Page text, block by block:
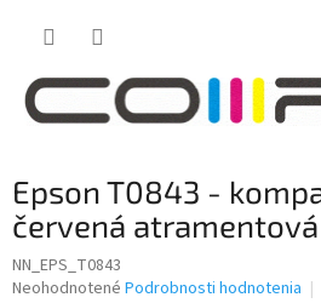
Epson T0843 -
červená
NN_EPS_T0843
Priemerné
Neohodnotené Podrobnosti hodnotenia